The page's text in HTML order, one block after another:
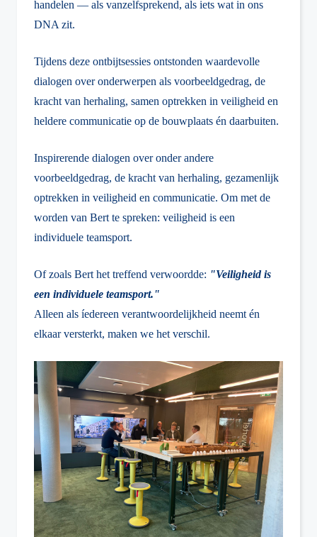
handelen — als vanzelfsprekend, als iets wat in ons
DNA zit.
Tijdens deze ontbijtsessies ontstonden waardevolle
dialogen over onderwerpen als voorbeeldgedrag, de
kracht van herhaling, samen optrekken in veiligheid en
heldere communicatie op de bouwplaats én daarbuiten.
Inspirerende dialogen over onder andere
voorbeeldgedrag, de kracht van herhaling, gezamenlijk
optrekken in veiligheid en communicatie. Om met de
worden van Bert te spreken: veiligheid is een
individuele teamsport.
Of zoals Bert het treffend verwoordde: "Veiligheid is
een individuele teamsport."
Alleen als íedereen verantwoordelijkheid neemt én
elkaar versterkt, maken we het verschil.